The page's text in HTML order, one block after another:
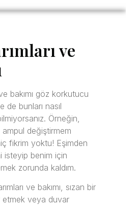
ve
bakımı göz korkutucu
de bunları nasıl
Örneğin,
değiştirmem
fikrim yoktu! Eşimden
isteyip benim için
zorunda kaldım.
ve bakımı, sızan bir
etmek veya duvar